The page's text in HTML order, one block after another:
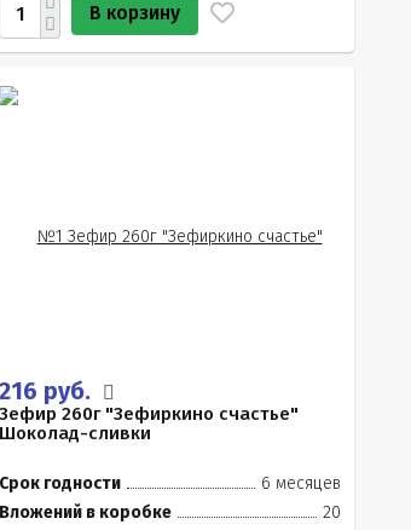
В корзину
216 руб.
Зефир 260г "Зефиркино счастье"
Шоколад-сливки
Срок годности
6 месяцев
Вложений в коробке
20